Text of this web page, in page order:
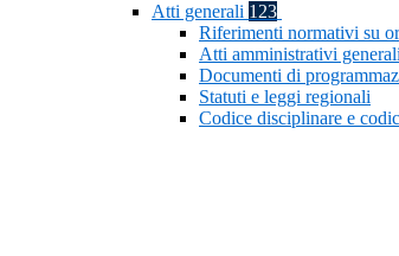
Atti generali 123
Riferimenti normativi su
Atti amministrativi generali
Documenti di
Statuti e leggi regionali
Codice disciplinare e